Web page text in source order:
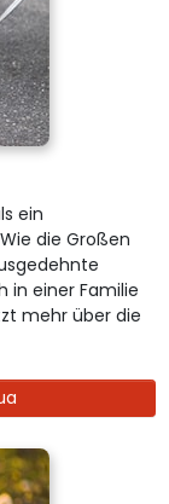
ein
die Großen
in einer Familie
mehr über die